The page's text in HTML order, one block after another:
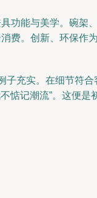
功能与美学。碗架
费。创新、环保作
充实。在细节符
惦记潮流”。这便